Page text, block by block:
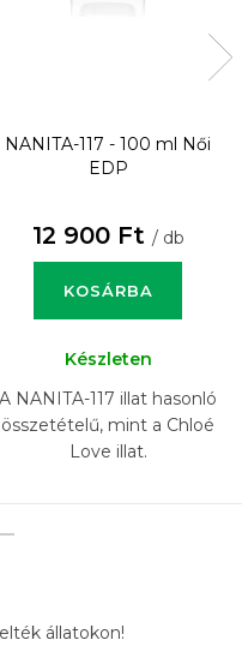
NANITA-117 - 100 ml
Női
EDP
12 900 Ft / db
KOSÁRBA
Készleten
A NANITA-117 illat hasonló
összetételű, mint a Chloé
Love illat.
állatokon!